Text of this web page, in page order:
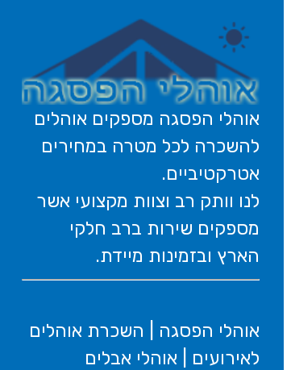
אוהלי הפסגה מספקים אוהלים
להשכרה לכל מטרה במחירים
אטרקטיביים.
לנו וותק רב וצוות מקצועי אשר
מספקים שירות ברב חלקי
הארץ ובזמינות מיידת.
אוהלי הפסגה | השכרת אוהלים
לאירועים | אוהלי אבלים